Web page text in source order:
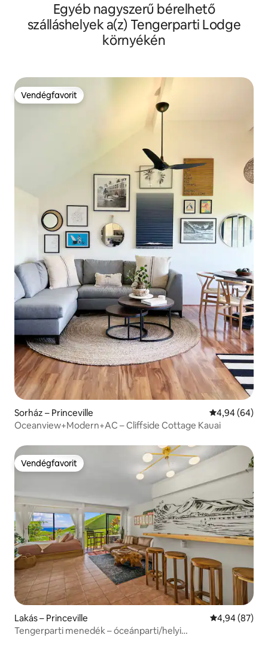
Egyéb nagyszerű bérelhető
szálláshelyek a(z) Tengerparti Lodge
környékén
Vendégfavorit
Vendégfavorit
Sorház – Princeville Átlagos
4,94 (64)
Oceanview+Modern+AC – Cliffside Cottage Kauai
Vendégfavorit
Vendégfavorit
Lakás – Princeville Átlagos
4,94 (87)
Tengerparti menedék – óceánparti/helyi